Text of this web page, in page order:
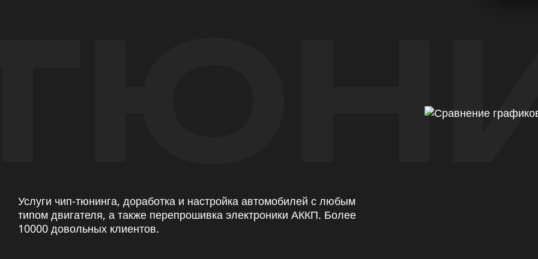
Услуги чип-тюнинга, доработка и настройка автомобилей с любым
типом двигателя, а также перепрошивка электроники АККП. Более
10000 довольных клиентов.